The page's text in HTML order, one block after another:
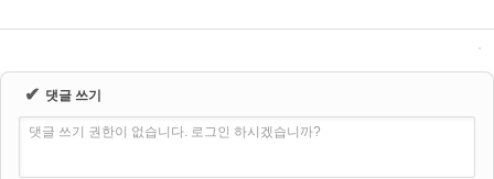
✔ 댓글 쓰기
댓글 쓰기 권한이 없습니다. 로그인 하시겠습니까?